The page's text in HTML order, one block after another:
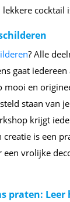
cocktail
? Alle
gaat iedereen
mooi en
staan van
krijgt
creatie is een
een vrolijke
praten: Leer